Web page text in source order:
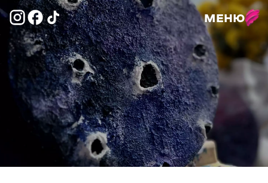
МЕНЮ